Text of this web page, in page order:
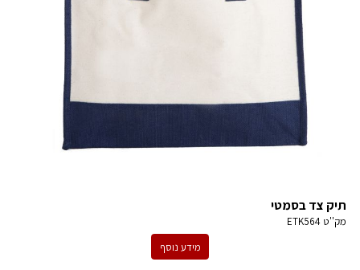
תיק צד בסמטי
מק''טETK564
מידע נוסף